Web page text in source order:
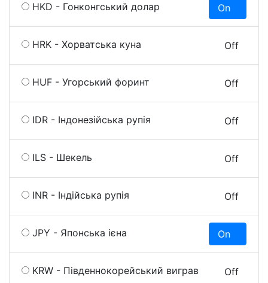
HKD - Гонконгський долар On
HRK - Хорватська куна Off
HUF - Угорський форинт Off
IDR - Індонезійська рупія Off
ILS - Шекель Off
INR - Індійська рупія Off
JPY - Японська ієна On
KRW - Південнокорейський виграв
On Off